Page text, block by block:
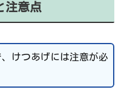
注意点
けつあげには注意が必